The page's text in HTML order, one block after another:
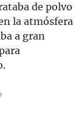
de polvo
la atmósfera
a gran